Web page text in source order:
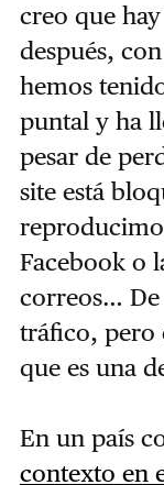
creo que
después,
hemos
puntal y ha
pesar de
site está
Facebook o
correos… De
tráfico, pero
que es una
En un país
contexto en